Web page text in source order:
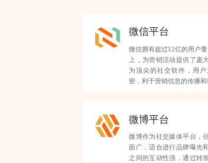
微信平台
微信拥有超过12亿的用户
上，为营销活动提供了庞
为顶尖的社交软件，用
密，利于营销信息的传播和
微博平台
微博作为社交媒体平台，
面广，适合进行品牌曝光
之间的互动性强，通过转